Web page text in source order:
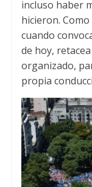
incluso haber
hicieron.
cuando
de hoy,
organizado,
propia